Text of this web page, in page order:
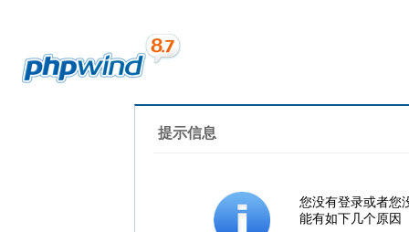
提示信息
您没有登录或者您
能有如下几个原因